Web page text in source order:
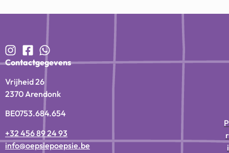
Contactgegevens
Vrijheid 26
2370 Arendonk
BE0753.684.654
+32 456 89 24 93
info@oepsiepoepsie.be
P
r
i